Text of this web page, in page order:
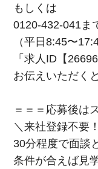
もしくは
0120-432-041ま
（平⽇8:45〜
「求⼈ID【
お伝えいただく
＝＝＝応募後は
＼来社登録不要
30分程度で面談
条件が合えば見